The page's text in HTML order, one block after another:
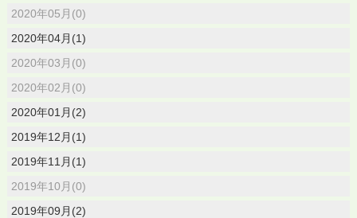
2020年05月(0)
2020年04月(1)
2020年03月(0)
2020年02月(0)
2020年01月(2)
2019年12月(1)
2019年11月(1)
2019年10月(0)
2019年09月(2)